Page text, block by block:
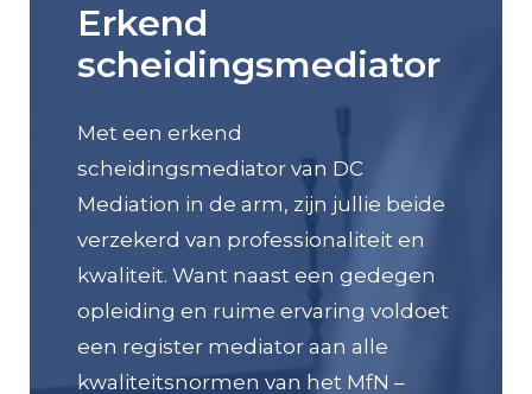
Erkend
scheidingsmediator
Met een erkend
scheidingsmediator van DC
Mediation in de arm, zijn jullie beide
verzekerd van professionaliteit en
kwaliteit. Want naast een gedegen
opleiding en ruime ervaring voldoet
een register mediator aan alle
kwaliteitsnormen van het MfN –